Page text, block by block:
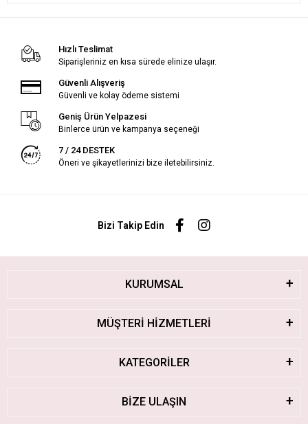
Hızlı Teslimat
Siparişleriniz en kısa sürede elinize ulaşır.
Güvenli Alışveriş
Güvenli ve kolay ödeme sistemi
Geniş Ürün Yelpazesi
Binlerce ürün ve kampanya seçeneği
7 / 24 DESTEK
Öneri ve şikayetlerinizi bize iletebilirsiniz.
Bizi Takip Edin
KURUMSAL
MÜŞTERİ HİZMETLERİ
KATEGORİLER
BİZE ULAŞIN